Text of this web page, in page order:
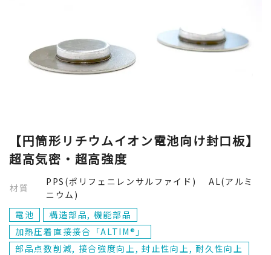
【円筒形リチウムイオン電池向け封口板】
超高気密・超高強度
材質
PPS(ポリフェニレンサルファイド) AL(アルミ
ニウム)
電池
構造部品, 機能部品
加熱圧着直接接合「ALTIM®」
部品点数削減, 接合強度向上, 封止性向上, 耐久性向上